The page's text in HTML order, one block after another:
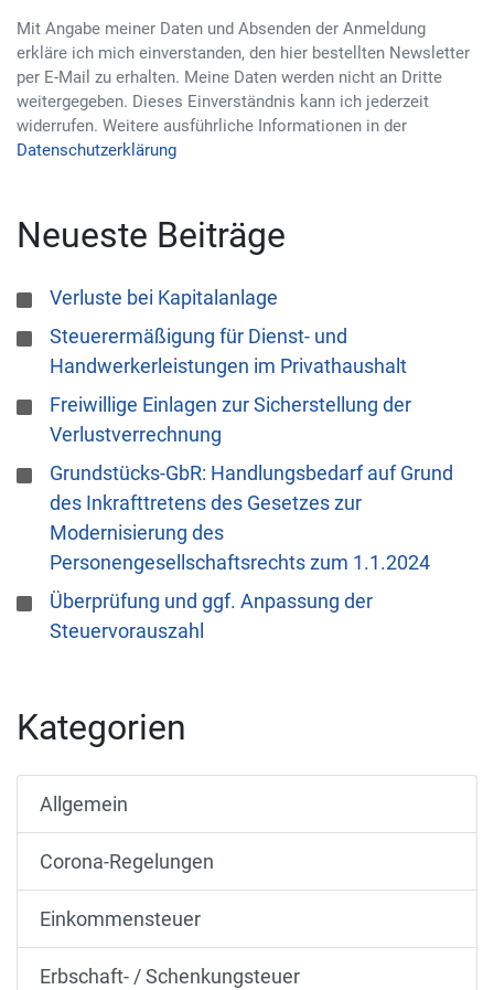
Mit Angabe meiner Daten und Absenden der Anmeldung
erkläre ich mich einverstanden, den hier bestellten Newsletter
per E-Mail zu erhalten. Meine Daten werden nicht an Dritte
weitergegeben. Dieses Einverständnis kann ich jederzeit
widerrufen. Weitere ausführliche Informationen in der
Datenschutzerklärung
Neueste Beiträge
Verluste bei Kapitalanlage
Steuerermäßigung für Dienst- und
Handwerkerleistungen im Privathaushalt
Freiwillige Einlagen zur Sicherstellung der
Verlustverrechnung
Grundstücks-GbR: Handlungsbedarf auf Grund
des Inkrafttretens des Gesetzes zur
Modernisierung des
Personengesellschaftsrechts zum 1.1.2024
Überprüfung und ggf. Anpassung der
Steuervorauszahl
Kategorien
Allgemein
Corona-Regelungen
Einkommensteuer
Erbschaft- / Schenkungsteuer